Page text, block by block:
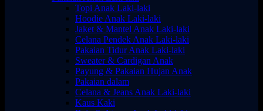
Topi Anak Laki-laki
Hoodie Anak Laki-laki
Jaket & Mantel Anak Laki-laki
Celana Pendek Anak Laki-laki
Pakaian Tidur Anak Laki-laki
Sweater & Cardigan Anak
Payung & Pakaian Hujan Anak
Pakaian dalam
Celana & Jeans Anak Laki-laki
Kaus Kaki